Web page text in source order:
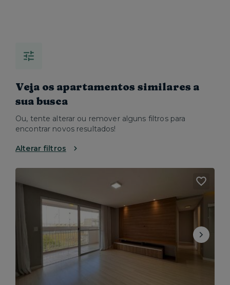
Veja os apartamentos similares a
sua busca
Ou, tente alterar ou remover alguns filtros para
encontrar novos resultados!
Alterar filtros